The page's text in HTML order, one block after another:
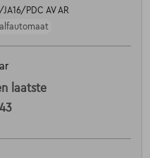
PDC AV AR
laatste